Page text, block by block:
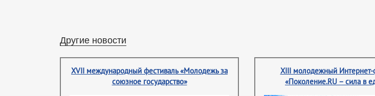
Другие новости
XVII международный фестиваль «Молодежь за
союзное государство»
XIII молодежный Интернет-
«Поколение.RU – сила в